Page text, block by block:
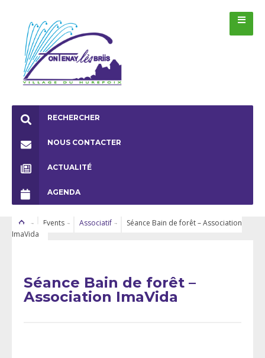
RECHERCHER
NOUS CONTACTER
ACTUALITÉ
AGENDA
Events Associatif
Séance Bain de forêt – Association
ImaVida
Séance Bain de forêt –
Association ImaVida